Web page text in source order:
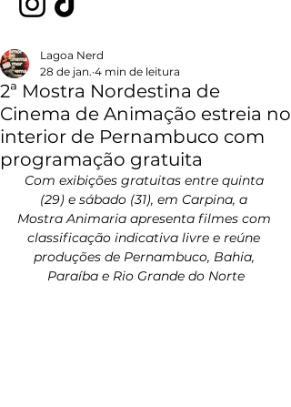
2ª Mostra Nordestina de
Cinema de Animação estreia no
interior de Pernambuco com
programação gratuita
Lagoa Nerd
28 de jan. 4 min de leitura
Com exibições gratuitas entre quinta
(29) e sábado (31), em Carpina, a
Mostra Animaria apresenta filmes com
classificação indicativa livre e reúne
produções de Pernambuco, Bahia,
Paraíba e Rio Grande do Norte